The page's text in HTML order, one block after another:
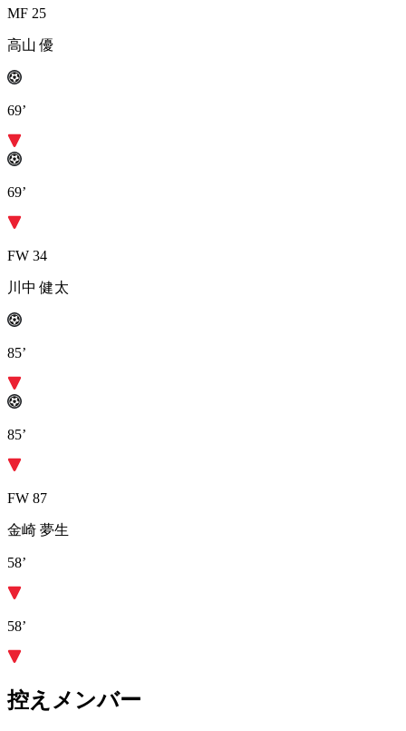
MF 25
高山 優
69’
69’
FW 34
川中 健太
85’
85’
FW 87
金崎 夢生
58’
58’
控えメンバー